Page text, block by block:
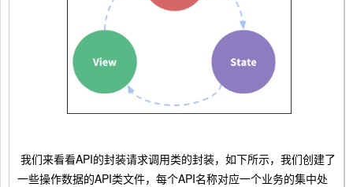
我们来看看API的封装请求调用类的封装，如下所示，我们创建了
一些操作数据的API类文件，每个API名称对应一个业务的集中处